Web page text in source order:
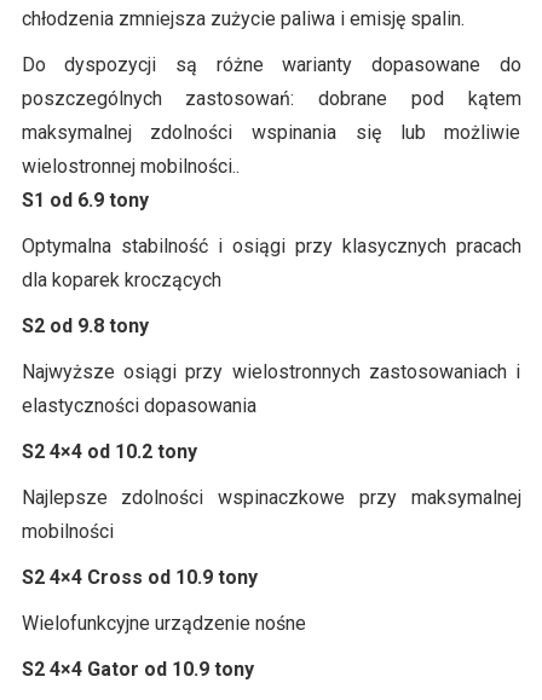
chłodzenia zmniejsza zużycie paliwa i emisję spalin.
Do dyspozycji są różne warianty dopasowane do
poszczególnych zastosowań: dobrane pod kątem
maksymalnej zdolności wspinania się lub możliwie
wielostronnej mobilności..
S1 od 6.9 tony
Optymalna stabilność i osiągi przy klasycznych pracach
dla koparek kroczących
S2 od 9.8 tony
Najwyższe osiągi przy wielostronnych zastosowaniach i
elastyczności dopasowania
S2 4×4 od 10.2 tony
Najlepsze zdolności wspinaczkowe przy maksymalnej
mobilności
S2 4×4 Cross od 10.9 tony
Wielofunkcyjne urządzenie nośne
S2 4×4 Gator od 10.9 tony